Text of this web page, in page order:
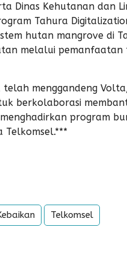
Dinas Kehutanan dan
Tahura
hutan mangrove di
melalui pemanfaatan
menggandeng
berkolaborasi
program
Telkomsel